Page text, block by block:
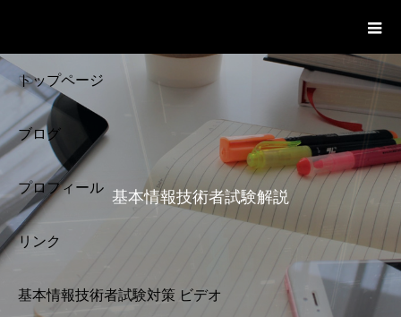
トップページ
ブログ
プロフィール
リンク
基本情報技術者試験対策 ビデオ
基本情報技術者試験解説